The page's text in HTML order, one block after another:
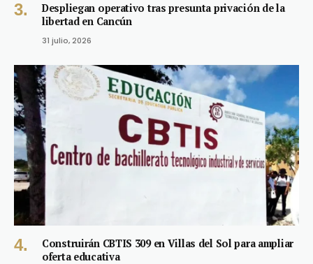
Despliegan operativo tras presunta privación de la
libertad en Cancún
31 julio, 2026
Construirán CBTIS 309 en Villas del Sol para ampliar
oferta educativa